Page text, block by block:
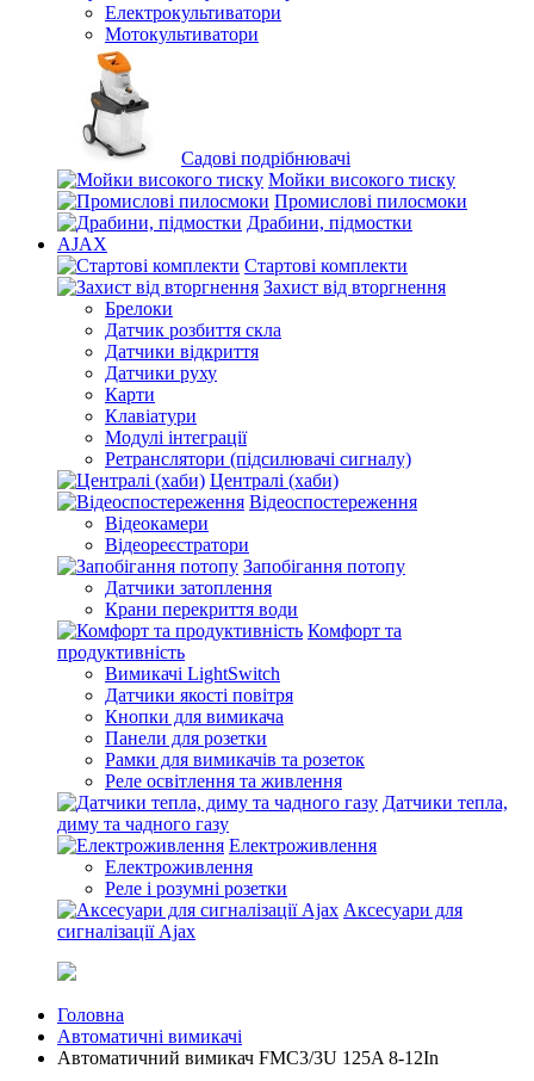
Електрокультиватори
Мотокультиватори
Садові подрібнювачі
Мойки високого тиску
Промислові пилосмоки
Драбини, підмостки
AJAX
Стартові комплекти
Захист від вторгнення
Брелоки
Датчик розбиття скла
Датчики відкриття
Датчики руху
Карти
Клавіатури
Модулі інтеграції
Ретранслятори (підсилювачі сигналу)
Централі (хаби)
Відеоспостереження
Відеокамери
Відеореєстратори
Запобігання потопу
Датчики затоплення
Крани перекриття води
Комфорт та
продуктивність
Вимикачі LightSwitch
Датчики якості повітря
Кнопки для вимикача
Панели для розетки
Рамки для вимикачів та розеток
Реле освітлення та живлення
Датчики тепла,
диму та чадного газу
Електроживлення
Електроживлення
Реле і розумні розетки
Аксесуари для
сигналізації Ajax
Головна
Автоматичні вимикачі
Автоматичний вимикач FMC3/3U 125A 8-12In